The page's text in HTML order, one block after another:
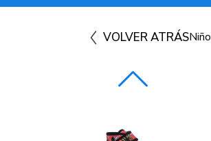
VOLVER ATRÁSNiño